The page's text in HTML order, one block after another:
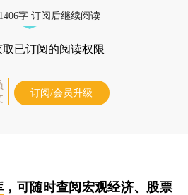
字 订阅后继续阅读
取已订阅的阅读权限
订阅/会员升级
，可随时查阅宏观经济、股票